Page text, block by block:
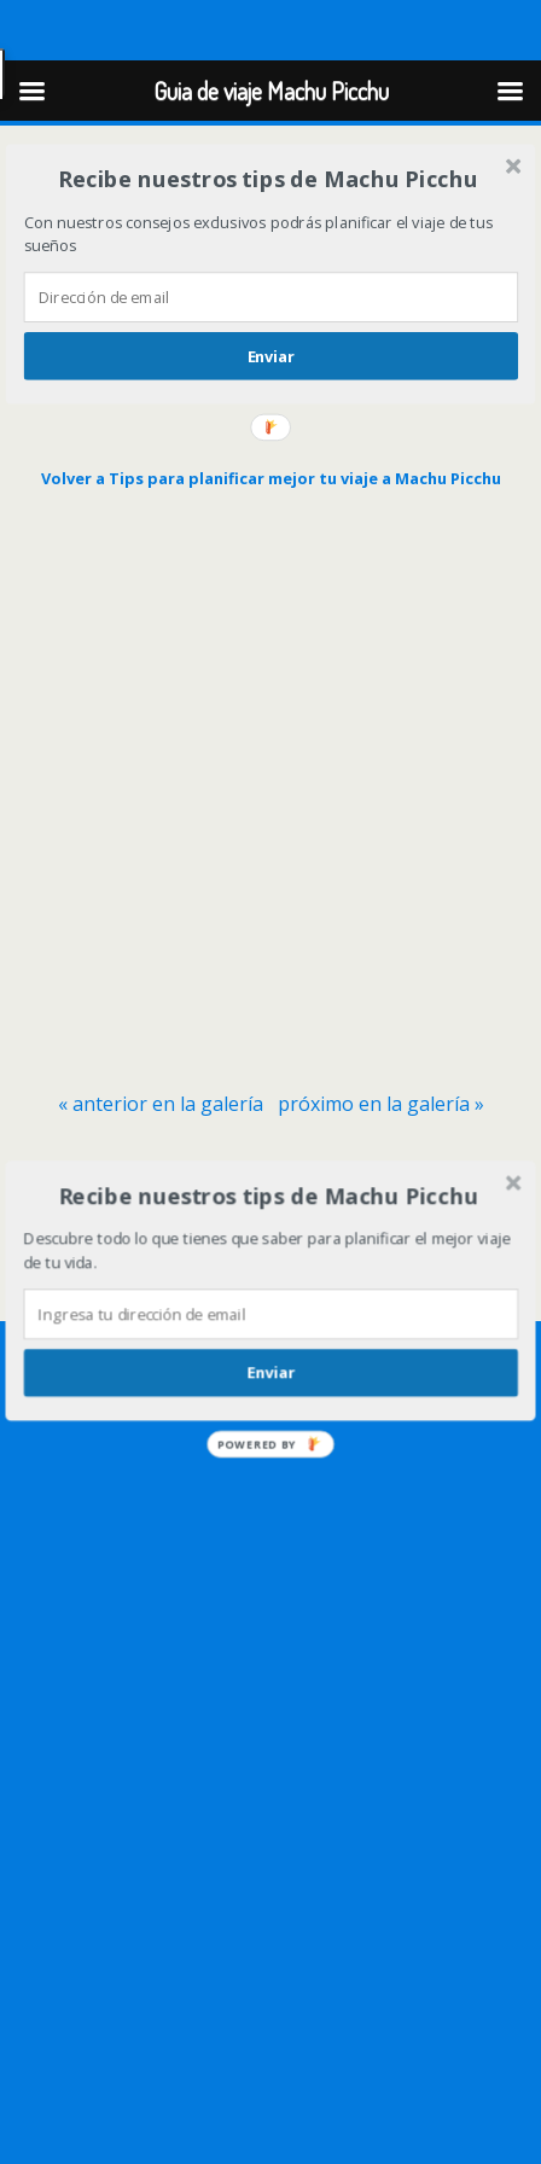
Guia de viaje Machu Picchu
Recibe nuestros tips de Machu Picchu
Con nuestros consejos exclusivos podrás planificar el viaje de tus
sueños
Enviar
Volver a Tips para planificar mejor tu viaje a Machu Picchu
« anterior en la galería próximo en la galería »
Volver arriba
Móvil Escritorio
Guia de viaje Machu Picchu
Recibe nuestros tips de Machu Picchu
Descubre todo lo que tienes que saber para planificar el mejor viaje
de tu vida.
Enviar
POWERED BY